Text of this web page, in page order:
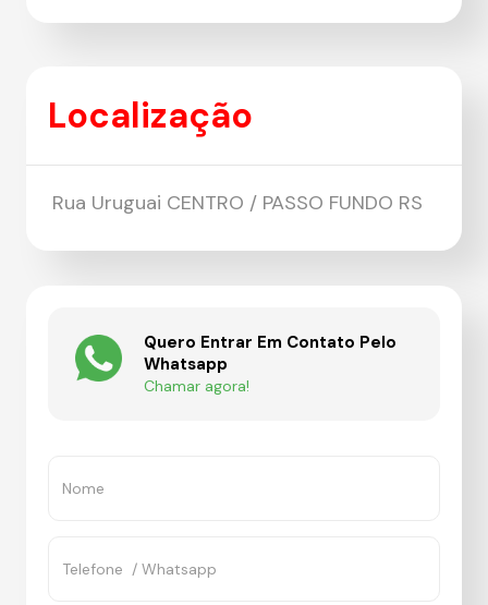
Localização
Rua Uruguai CENTRO / PASSO FUNDO RS
Quero Entrar Em Contato Pelo
Whatsapp
Chamar agora!